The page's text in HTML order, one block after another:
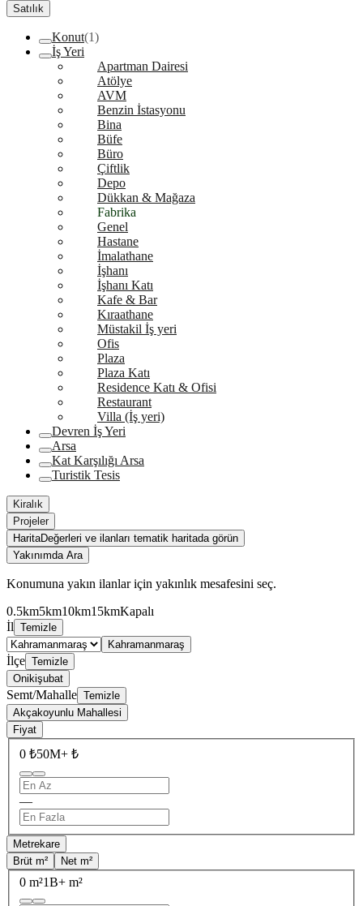
Satılık
Konut(1)
İş Yeri
Apartman Dairesi
Atölye
AVM
Benzin İstasyonu
Bina
Büfe
Büro
Çiftlik
Depo
Dükkan & Mağaza
Fabrika
Genel
Hastane
İmalathane
İşhanı
İşhanı Katı
Kafe & Bar
Kıraathane
Müstakil İş yeri
Ofis
Plaza
Plaza Katı
Residence Katı & Ofisi
Restaurant
Villa (İş yeri)
Devren İş Yeri
Arsa
Kat Karşılığı Arsa
Turistik Tesis
Kiralık
Projeler
HaritaDeğerleri ve ilanları tematik haritada görün
Yakınımda Ara
Konumuna yakın ilanlar için yakınlık mesafesini seç.
0.5km5km10km15kmKapalı
İl Temizle
Kahramanmaraş
İlçe Temizle
Onikişubat
Semt/Mahalle Temizle
Akçakoyunlu Mahallesi
Fiyat
0 ₺50M+ ₺
—
Metrekare
Brüt m²
Net m²
0 m²1B+ m²